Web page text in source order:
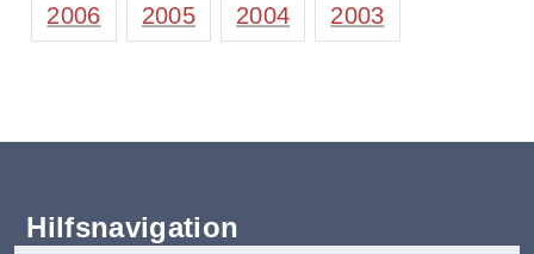
2006 2005 2004 2003
Hilfsnavigation